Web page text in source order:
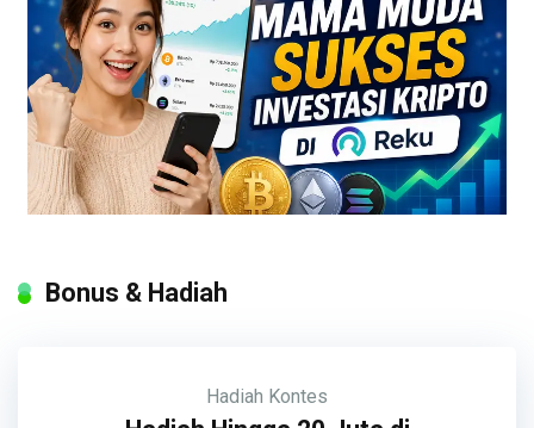
Bonus & Hadiah
Hadiah Kontes